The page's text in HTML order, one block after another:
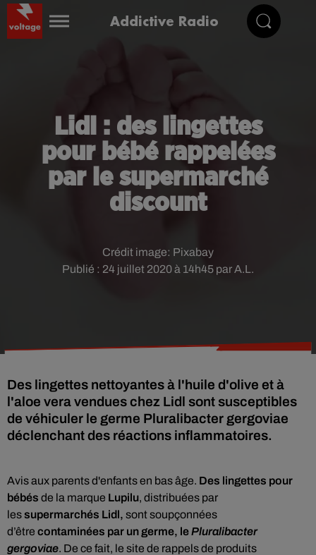
Addictive Radio
Lidl : des lingettes
pour bébé rappelées
par le supermarché
discount
Publié : 24 juillet 2020 à 14h45 par A.L.
Crédit image: Pixabay
Des lingettes nettoyantes à l'huile d'olive et à
l'aloe vera vendues chez Lidl sont susceptibles
de véhiculer le germe Pluralibacter gergoviae
déclenchant des réactions inflammatoires.
Avis aux parents d'enfants en bas âge. Des lingettes pour
bébés de la marque Lupilu, distribuées par
lessupermarchés Lidl, sont soupçonnées
d’être contaminées par un germe, lePluralibacter
gergoviae. De ce fait, le site de rappels de produits